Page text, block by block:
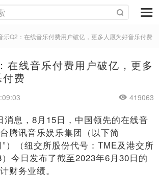
乐Q2：在线音乐付费用户破亿，更多人愿为好音乐付费
在线音乐付费用户破亿，更多
费
419063
消息，8月15日，中国领先的在线音
腾讯音乐娱乐集团（以下简
”）（纽交所股份代号：TME及港交所
）今日发布了截至2023年6月30日的
财务业绩。